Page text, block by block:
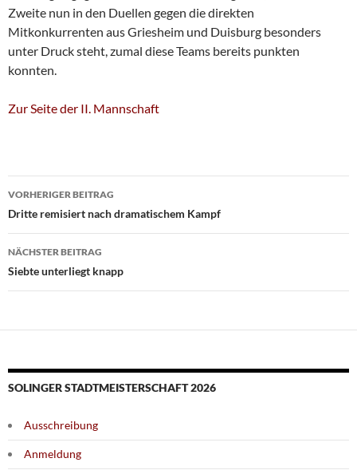
Zweite nun in den Duellen gegen die direkten
Mitkonkurrenten aus Griesheim und Duisburg besonders
unter Druck steht, zumal diese Teams bereits punkten
konnten.
Zur Seite der II. Mannschaft
Beitragsnavigation
VORHERIGER BEITRAG
Dritte remisiert nach dramatischem Kampf
NÄCHSTER BEITRAG
Siebte unterliegt knapp
SOLINGER STADTMEISTERSCHAFT 2026
Ausschreibung
Anmeldung